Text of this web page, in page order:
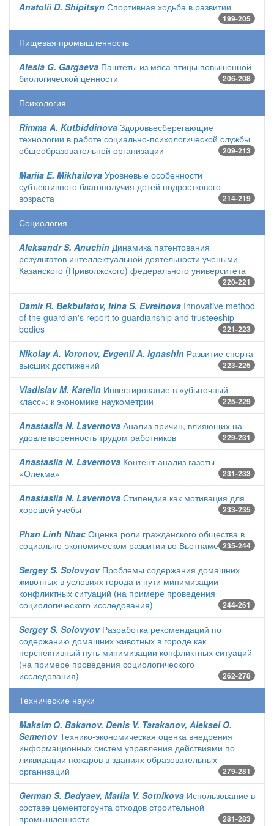
Anatolii D. Shipitsyn Спортивная ходьба в развитии
199-205
Пищевая промышленность
Alesia G. Gargaeva Паштеты из мяса птицы повышенной
биологической ценности
206-208
Психология
Rimma A. Kutbiddinova Здоровьесберегающие
технологии в работе социально-психологической службы
общеобразовательной организации
209-213
Mariia E. Mikhailova Уровневые особенности
субъективного благополучия детей подросткового
возраста
214-219
Социология
Aleksandr S. Anuchin Динамика патентования
результатов интеллектуальной деятельности учеными
Казанского (Приволжского) федерального университета
220-221
Damir R. Bekbulatov, Irina S. Evreinova Innovative method
of the guardian's report to guardianship and trusteeship
bodies
221-223
Nikolay A. Voronov, Evgenii A. Ignashin Развитие спорта
высших достижений
223-225
Vladislav M. Karelin Инвестирование в «убыточный
класс»: к экономике наукометрии
225-229
Anastasiia N. Lavernova Анализ причин, влияющих на
удовлетворенность трудом работников
229-231
Anastasiia N. Lavernova Контент-анализ газеты
«Олекма»
231-233
Anastasiia N. Lavernova Стипендия как мотивация для
хорошей учебы
233-235
Phan Linh Nhac Оценка роли гражданского общества в
социально-экономическом развитии во Вьетнаме 235-244
Sergey S. SolovyovПроблемы содержания домашних
животных в условиях города и пути минимизации
конфликтных ситуаций (на примере проведения
социологического исследования)
244-261
Sergey S. SolovyovРазработка рекомендаций по
содержанию домашних животных в городе как
перспективный путь минимизации конфликтных ситуаций
(на примере проведения социологического
исследования)
262-278
Технические науки
Maksim O. Bakanov, Denis V. Tarakanov, Aleksei O.
SemenovТехнико-экономическая оценка внедрения
информационных систем управления действиями по
ликвидации пожаров в зданиях образовательных
организаций
279-281
German S. Dedyaev, Mariia V. Sotnikova Использование в
составе цементогрунта отходов строительной
промышленности
281-283